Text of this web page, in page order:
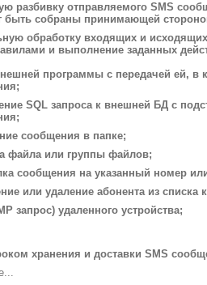
разбивку отправляемого SMS
быть собраны принимающей
обработку входящих и
и выполнение заданных
программы с передачей ей, в
SQL запроса к внешней БД с
сообщения в папке;
файла или группы файлов;
сообщения на указанный номер
или удаление абонента из списка
запрос) удаленного устройства;
хранения и доставки SMS